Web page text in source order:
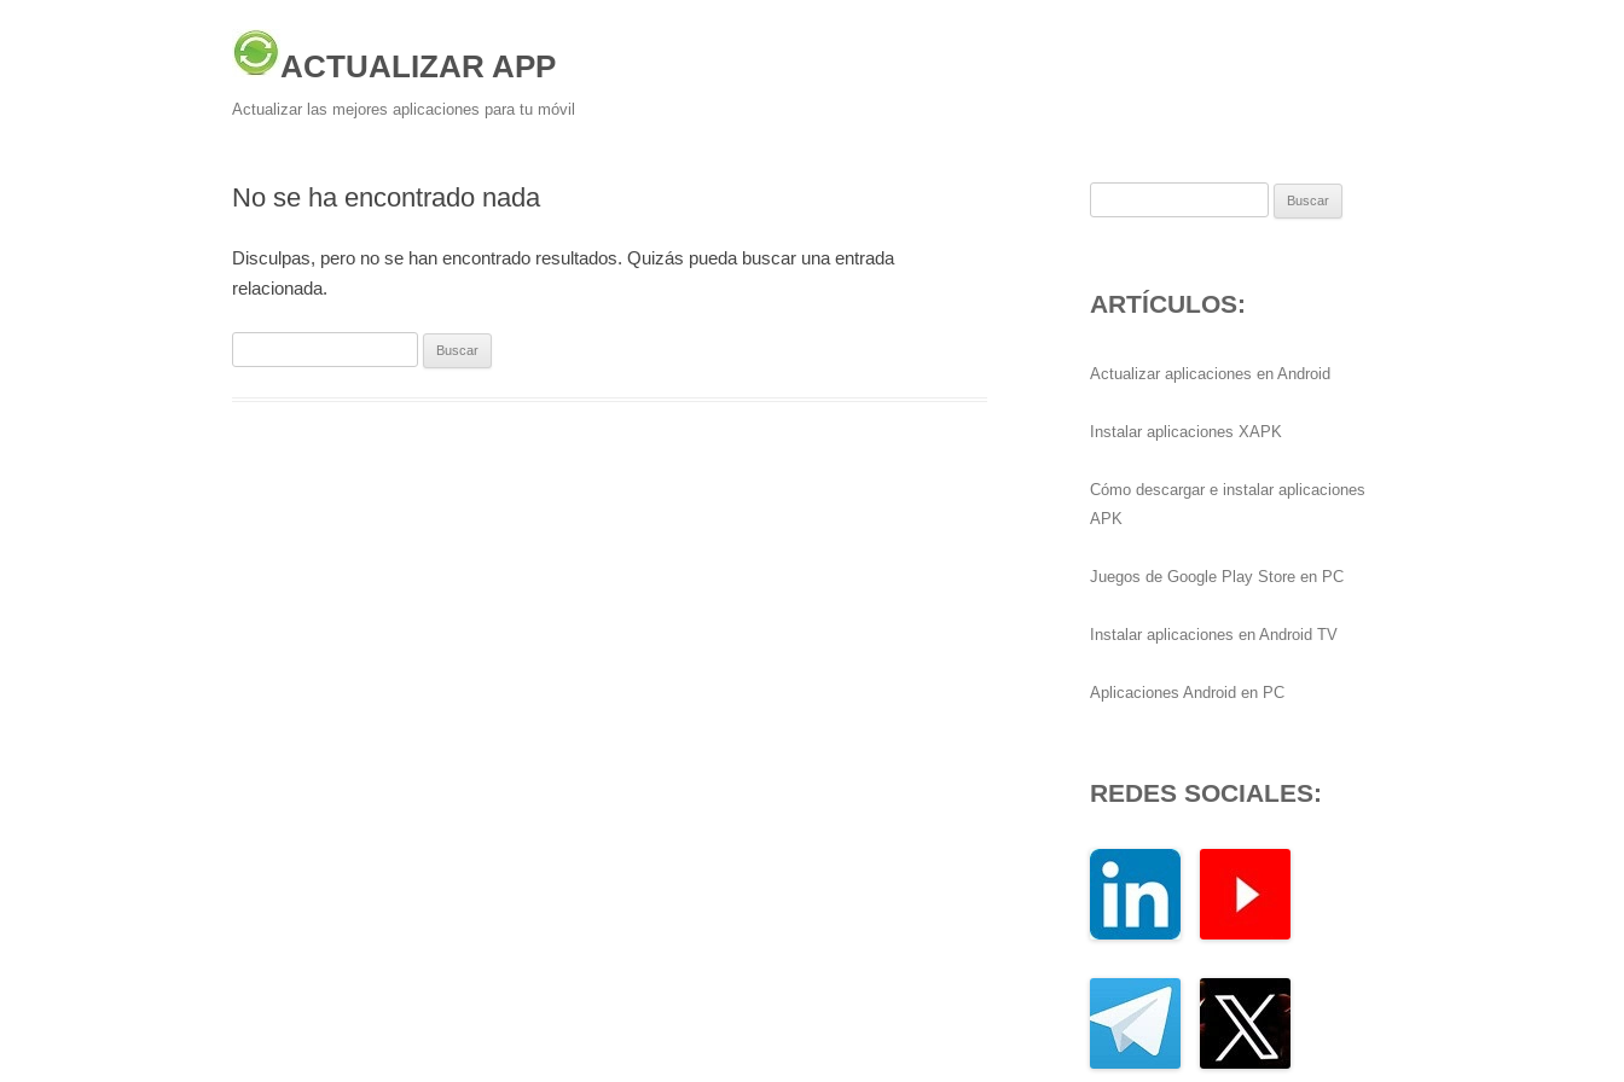
ACTUALIZAR APP
Actualizar las mejores aplicaciones para tu móvil
No se ha encontrado nada
Disculpas, pero no se han encontrado resultados. Quizás pueda buscar una entrada
relacionada.
ARTÍCULOS:
Actualizar aplicaciones en Android
Instalar aplicaciones XAPK
Cómo descargar e instalar aplicaciones
APK
Juegos de Google Play Store en PC
Instalar aplicaciones en Android TV
Aplicaciones Android en PC
REDES SOCIALES: